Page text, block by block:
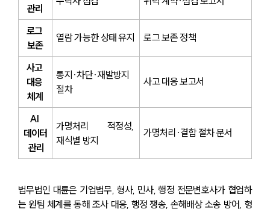
관리
로그
보존
열람 가능한 상태 유지 로그 보존 정책
사고
대응
체계
통지·차단·재발방지
절차
사고 대응 보고서
AI
데이터
관리
가명처리 적정성,
재식별 방지
가명처리·결합 절차 문서
법무법인 대륜은 기업법무, 형사, 민사, 행정 전문변호사가 협업하
는 원팀 체계를 통해 조사 대응, 행정 쟁송, 손해배상 소송 방어, 형